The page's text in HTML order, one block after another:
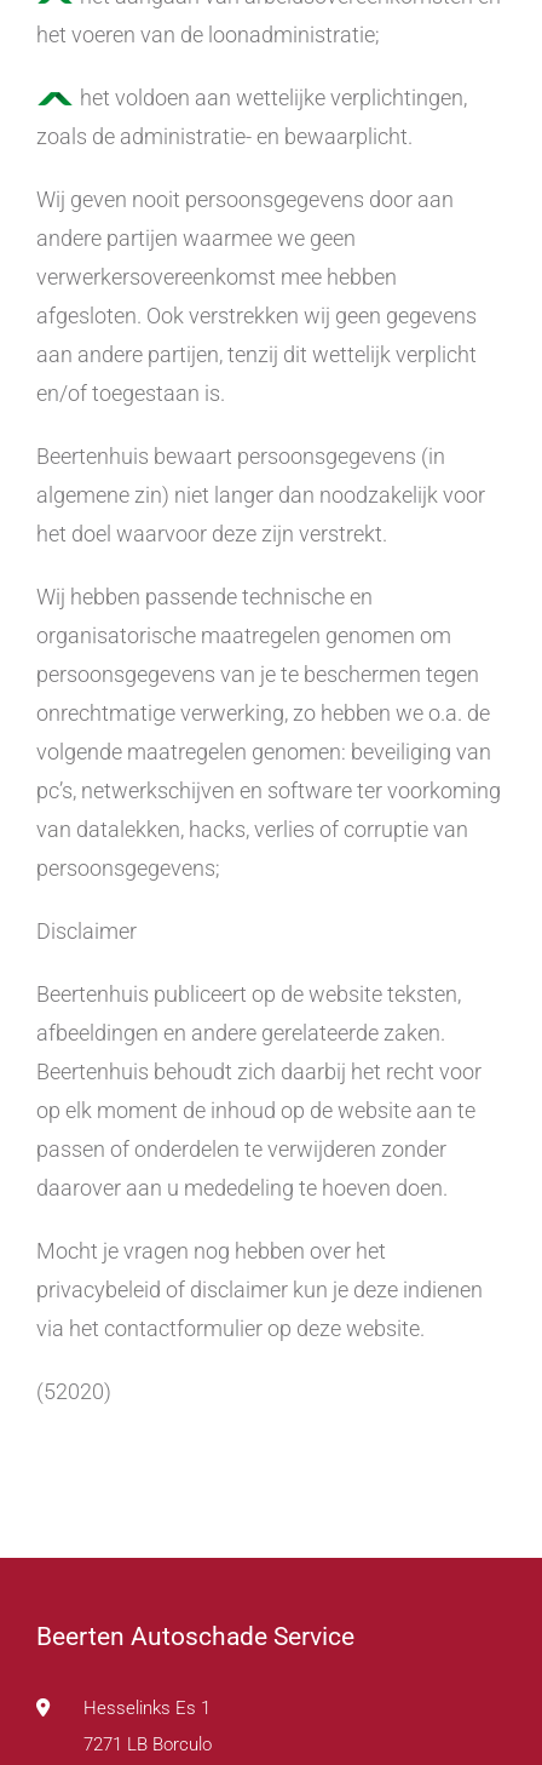
het voeren van de loonadministratie;
het voldoen aan wettelijke verplichtingen,
zoals de administratie- en bewaarplicht.
Wij geven nooit persoonsgegevens door aan
andere partijen waarmee we geen
verwerkersovereenkomst mee hebben
afgesloten. Ook verstrekken wij geen gegevens
aan andere partijen, tenzij dit wettelijk verplicht
en/of toegestaan is.
Beertenhuis bewaart persoonsgegevens (in
algemene zin) niet langer dan noodzakelijk voor
het doel waarvoor deze zijn verstrekt.
Wij hebben passende technische en
organisatorische maatregelen genomen om
persoonsgegevens van je te beschermen tegen
onrechtmatige verwerking, zo hebben we o.a. de
volgende maatregelen genomen: beveiliging van
pc’s, netwerkschijven en software ter voorkoming
van datalekken, hacks, verlies of corruptie van
persoonsgegevens;
Disclaimer
Beertenhuis publiceert op de website teksten,
afbeeldingen en andere gerelateerde zaken.
Beertenhuis behoudt zich daarbij het recht voor
op elk moment de inhoud op de website aan te
passen of onderdelen te verwijderen zonder
daarover aan u mededeling te hoeven doen.
Mocht je vragen nog hebben over het
privacybeleid of disclaimer kun je deze indienen
via het contactformulier op deze website.
(52020)
Beerten Autoschade Service
Hesselinks Es 1
7271 LB Borculo